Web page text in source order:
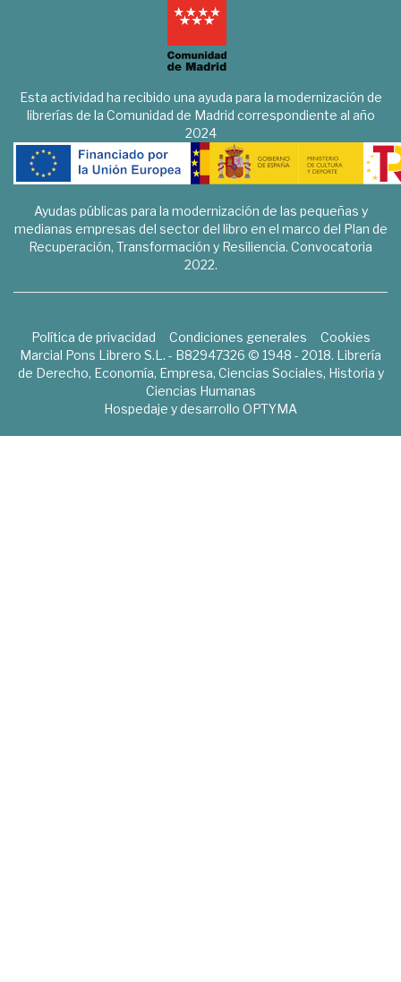
Esta actividad ha recibido una ayuda para la modernización de
librerías de la Comunidad de Madrid correspondiente al año
2024
Ayudas públicas para la modernización de las pequeñas y
medianas empresas del sector del libro en el marco del Plan de
Recuperación, Transformación y Resiliencia. Convocatoria
2022.
Política de privacidad Condiciones generales
Cookies
Marcial Pons Librero S.L. - B82947326 © 1948 - 2018. Librería
de Derecho, Economía, Empresa, Ciencias Sociales, Historia y
Ciencias Humanas
Hospedaje y desarrollo OPTYMA